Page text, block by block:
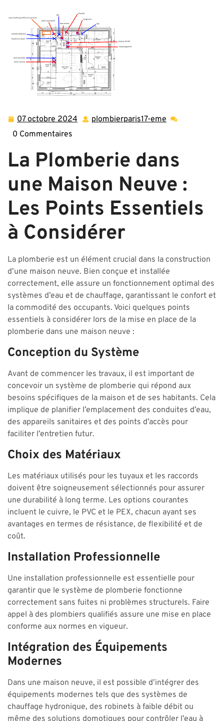
07 octobre 2024 07 plombierparis17-eme
0 Commentaires
La Plomberie dans
une Maison Neuve :
Les Points Essentiels
à Considérer
La plomberie est un élément crucial dans la construction
d’une maison neuve. Bien conçue et installée
correctement, elle assure un fonctionnement optimal des
systèmes d’eau et de chauffage, garantissant le confort et
la commodité des occupants. Voici quelques points
essentiels à considérer lors de la mise en place de la
plomberie dans une maison neuve :
Conception du Système
Avant de commencer les travaux, il est important de
concevoir un système de plomberie qui répond aux
besoins spécifiques de la maison et de ses habitants. Cela
implique de planifier l’emplacement des conduites d’eau,
des appareils sanitaires et des points d’accès pour
faciliter l’entretien futur.
Choix des Matériaux
Les matériaux utilisés pour les tuyaux et les raccords
doivent être soigneusement sélectionnés pour assurer
une durabilité à long terme. Les options courantes
incluent le cuivre, le PVC et le PEX, chacun ayant ses
avantages en termes de résistance, de flexibilité et de
coût.
Installation Professionnelle
Une installation professionnelle est essentielle pour
garantir que le système de plomberie fonctionne
correctement sans fuites ni problèmes structurels. Faire
appel à des plombiers qualifiés assure une mise en place
conforme aux normes en vigueur.
Intégration des Équipements
Modernes
Dans une maison neuve, il est possible d’intégrer des
équipements modernes tels que des systèmes de
chauffage hydronique, des robinets à faible débit ou
même des solutions domotiques pour contrôler l’eau à